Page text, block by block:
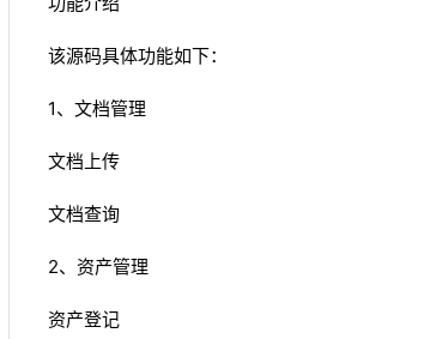
该源码具体功能如下：
1、文档管理
文档上传
文档查询
2、资产管理
资产登记